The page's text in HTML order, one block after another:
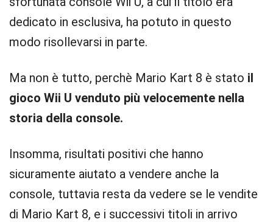
dedicato in esclusiva, ha potuto in questo
modo risollevarsi in parte.
Ma non è tutto, perchè Mario Kart 8 è stato il
gioco Wii U venduto più velocemente nella
storia della console.
Insomma, risultati positivi che hanno
sicuramente aiutato a vendere anche la
console, tuttavia resta da vedere se le vendite
di Mario Kart 8, e i successivi titoli in arrivo